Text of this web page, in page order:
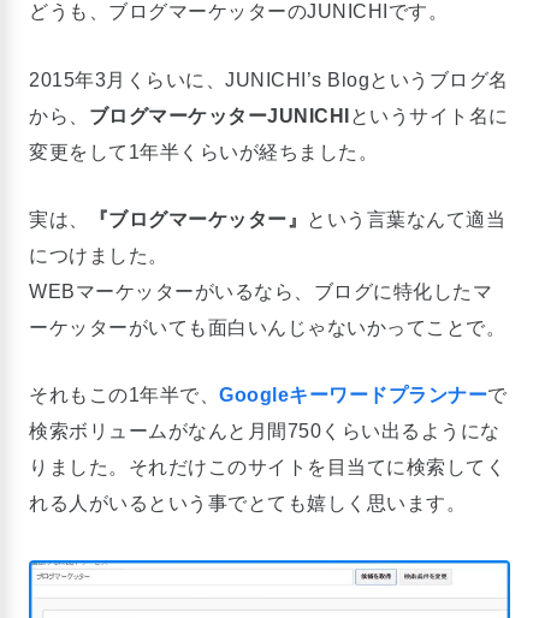
どうも、ブログマーケッターのJUNICHIです。
2015年3月くらいに、JUNICHI’s Blogというブログ名
から、 ブログマーケッターJUNICHI というサイト名に
変更をして1年半くらいが経ちました。
実は、 『ブログマーケッター』
という言葉なんて適当
につけました。
WEBマーケッターがいるなら、ブログに特化したマ
ーケッターがいても面白いんじゃないかってことで。
それもこの1年半で、 Googleキーワードプランナーで
検索ボリュームがなんと月間750くらい出るようにな
りました。それだけこのサイトを目当てに検索してく
れる人がいるという事でとても嬉しく思います。